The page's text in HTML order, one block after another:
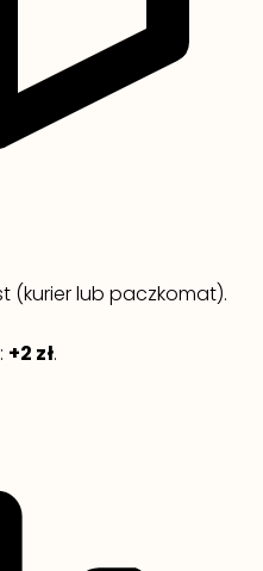
(kurier lub paczkomat).
+2 zł.